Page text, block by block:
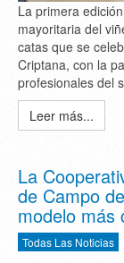
La primera
mayoritaria del
catas que se
Criptana, con la
profesionales del
Leer más...
La
de Campo
modelo más
Todas Las Noticias